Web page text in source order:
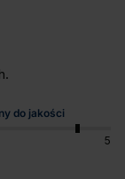
do jakości
5